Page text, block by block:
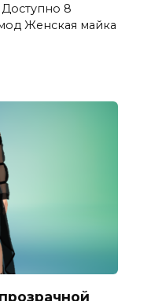
8
Женская майка